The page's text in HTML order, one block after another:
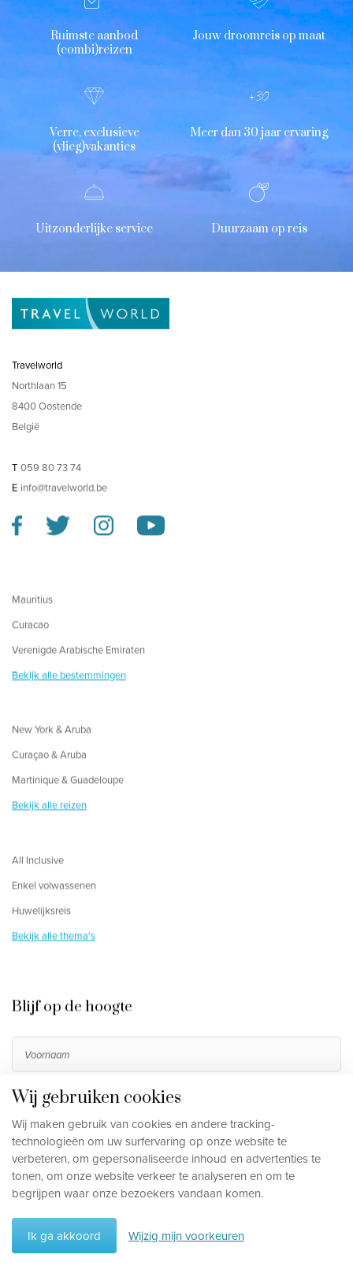
Wij gebruiken cookies
Wij maken gebruik van cookies en andere tracking-
technologieën om uw surfervaring op onze website te
verbeteren, om gepersonaliseerde inhoud en advertenties te
tonen, om onze website verkeer te analyseren en om te
begrijpen waar onze bezoekers vandaan komen.
Ik ga akkoord Wijzig mijn voorkeuren
Ruimste aanbod
(combi)reizen
Jouw droomreis op maat
Verre, exclusieve
(vlieg)vakanties
Meer dan 30 jaar ervaring
Uitzonderlijke service Duurzaam op reis
Travelworld
Northlaan 15
8400 Oostende
België
T 059 80 73 74
E info@travelworld.be
Mauritius
Curacao
Verenigde Arabische Emiraten
Bekijk alle bestemmingen
New York & Aruba
Curaçao & Aruba
Martinique & Guadeloupe
Bekijk alle reizen
All Inclusive
Enkel volwassenen
Huwelijksreis
Bekijk alle thema's
Blijf op de hoogte
Inschrijven
Door me in te schrijven ga ik akkoord met het verwerken
van mijn persoonsgegevens, die beschreven staan in de